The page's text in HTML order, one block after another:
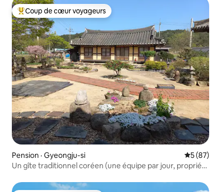
Coup de cœur voyageurs parmi les plus aimés
Coup de cœur voyageurs
Pension · Gyeongju-si Note
5 (87)
Un gîte traditionnel coréen (une équipe par jour, propriété
(musée d'art de Yaseon)